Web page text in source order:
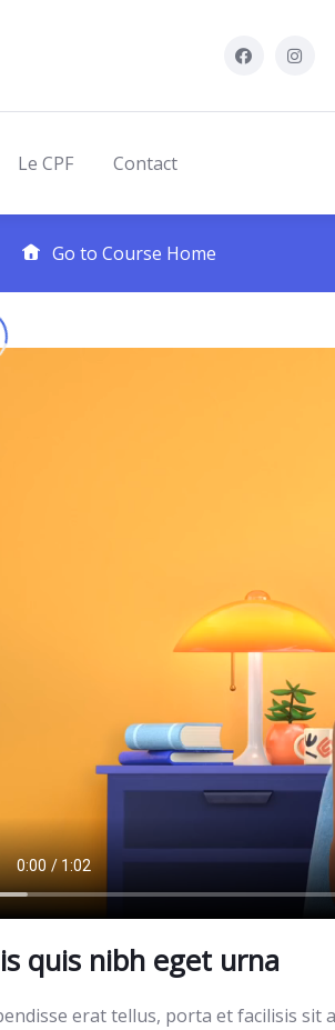
Le CPF Contact
Go to Course Home
quis nibh eget urna
erat tellus, porta et facilisis sit